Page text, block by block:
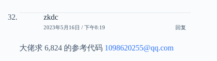
zkdc
2023年5月16日 / 下午8:19 回复
大佬求 6,824 的参考代码 1098620255@qq.com